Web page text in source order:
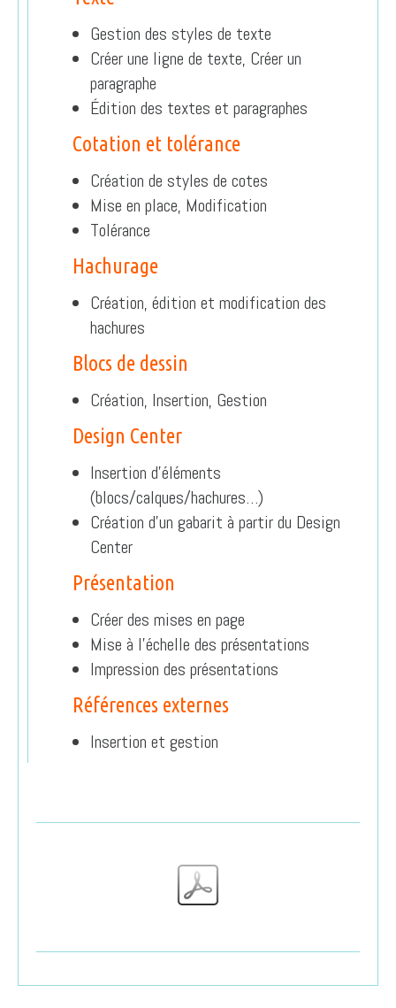
Gestion des styles de texte
Créer une ligne de texte, Créer un
paragraphe
Édition des textes et paragraphes
Cotation et tolérance
Création de styles de cotes
Mise en place, Modification
Tolérance
Hachurage
Création, édition et modification des
hachures
Blocs de dessin
Création, Insertion, Gestion
Design Center
Insertion d’éléments
(blocs/calques/hachures…)
Création d’un gabarit à partir du Design
Center
Présentation
Créer des mises en page
Mise à l’échelle des présentations
Impression des présentations
Références externes
Insertion et gestion